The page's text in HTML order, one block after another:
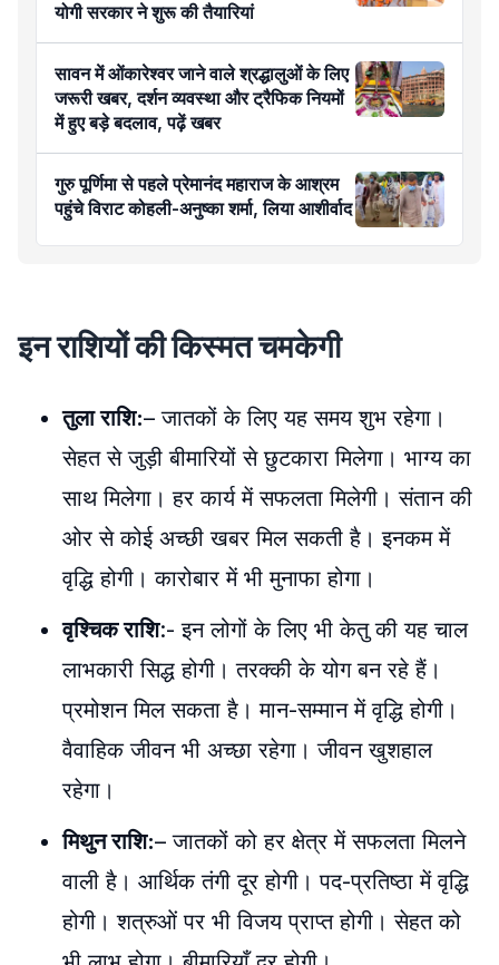
योगी सरकार ने शुरू की तैयारियां
सावन में ओंकारेश्वर जाने वाले श्रद्धालुओं के लिए
जरूरी खबर, दर्शन व्यवस्था और ट्रैफिक नियमों
में हुए बड़े बदलाव, पढ़ें खबर
गुरु पूर्णिमा से पहले प्रेमानंद महाराज के आश्रम
पहुंचे विराट कोहली-अनुष्का शर्मा, लिया आशीर्वाद
इन राशियों की किस्मत चमकेगी
तुला राशि:– जातकों के लिए यह समय शुभ रहेगा।
सेहत से जुड़ी बीमारियों से छुटकारा मिलेगा। भाग्य का
साथ मिलेगा। हर कार्य में सफलता मिलेगी। संतान की
ओर से कोई अच्छी खबर मिल सकती है। इनकम में
वृद्धि होगी। कारोबार में भी मुनाफा होगा।
वृश्चिक राशि:- इन लोगों के लिए भी केतु की यह चाल
लाभकारी सिद्ध होगी। तरक्की के योग बन रहे हैं।
प्रमोशन मिल सकता है। मान-सम्मान में वृद्धि होगी।
वैवाहिक जीवन भी अच्छा रहेगा। जीवन खुशहाल
रहेगा।
मिथुन राशि:– जातकों को हर क्षेत्र में सफलता मिलने
वाली है। आर्थिक तंगी दूर होगी। पद-प्रतिष्ठा में वृद्धि
होगी। शत्रुओं पर भी विजय प्राप्त होगी। सेहत को